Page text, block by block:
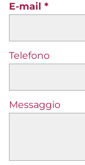
E-mail
Telefono
Messaggio